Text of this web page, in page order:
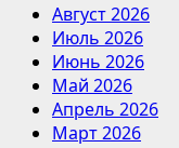
Август 2026
Июль 2026
Июнь 2026
Май 2026
Апрель 2026
Март 2026